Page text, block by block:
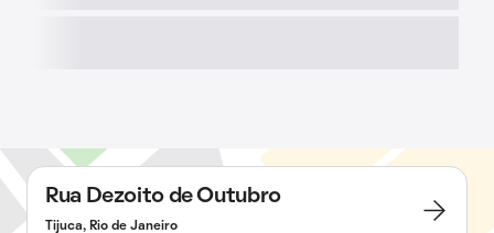
Rua Dezoito de Outubro
Tijuca, Rio de Janeiro